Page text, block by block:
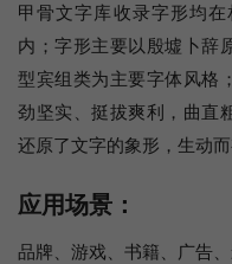
甲骨文字库收录字形均
内；字形主要以殷墟卜辞
型宾组类为主要字体风格
劲坚实、挺拔爽利，曲直
还原了文字的象形，生动
应用场景：
品牌、游戏、书籍、广告